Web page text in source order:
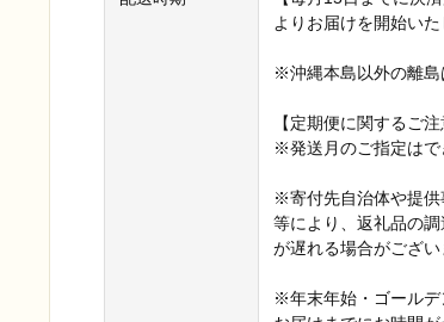
よりお届けを開始いた
※沖縄本島以外の離島
【定期便に関するご注
※発送月のご指定はで
※寄付先自治体や提供
等により、返礼品の
が遅れる場合がござい
※年末年始・ゴールデ